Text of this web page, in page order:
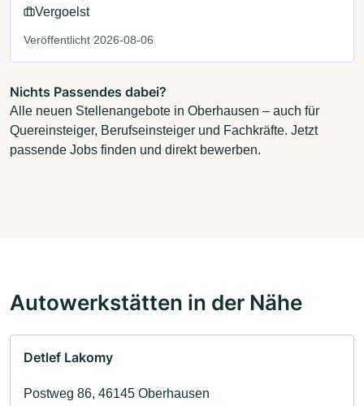
Vergoelst
Veröffentlicht 2026-08-06
Nichts Passendes dabei?
Alle neuen Stellenangebote in Oberhausen – auch für
Quereinsteiger, Berufseinsteiger und Fachkräfte. Jetzt
passende Jobs finden und direkt bewerben.
Autowerkstätten in der Nähe
Detlef Lakomy
Postweg 86, 46145 Oberhausen